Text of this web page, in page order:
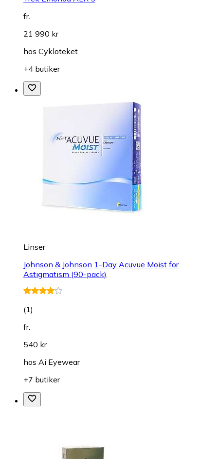
fr.
21 990 kr
hos Cykloteket
+4 butiker
Linser
Johnson & Johnson 1-Day Acuvue Moist for
Astigmatism (90-pack)
(1)
fr.
540 kr
hos Ai Eyewear
+7 butiker